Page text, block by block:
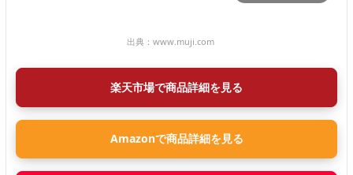
出典： www.muji.com
楽天市場で商品詳細を見る
Amazonで商品詳細を見る